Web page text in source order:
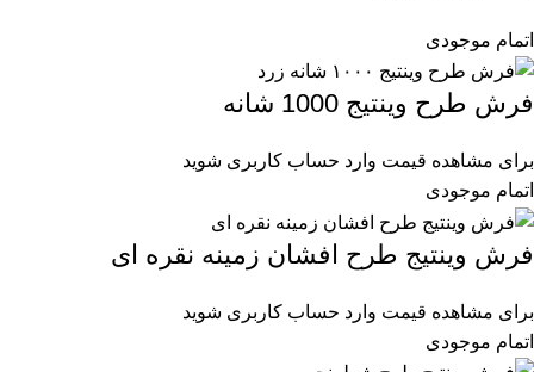
اتمام موجودی
فرش طرح وینتیج 1000 شانه
برای مشاهده قیمت وارد حساب کاربری شوید
اتمام موجودی
فرش وینتیج طرح افشان زمینه نقره ای
برای مشاهده قیمت وارد حساب کاربری شوید
اتمام موجودی